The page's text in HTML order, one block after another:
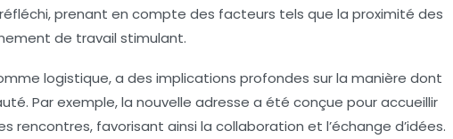
prenant en compte des facteurs tels que la proximité des
de travail stimulant.
logistique, a des implications profondes sur la manière dont
Par exemple, la nouvelle adresse a été conçue pour accueillir
rencontres, favorisant ainsi la collaboration et l’échange d’idées.